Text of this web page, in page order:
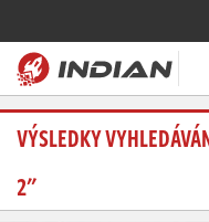
Magazín
Recenze
VÝSLEDKY
2"